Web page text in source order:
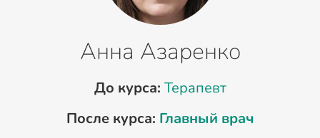
Анна Азаренко
До курса: Терапевт
После курса: Главный врач